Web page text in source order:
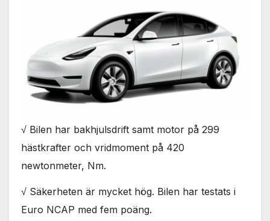
√ Bilen har bakhjulsdrift samt motor på 299
hästkrafter och vridmoment på 420
newtonmeter, Nm.
√ Säkerheten är mycket hög. Bilen har testats i
Euro NCAP med fem poäng.